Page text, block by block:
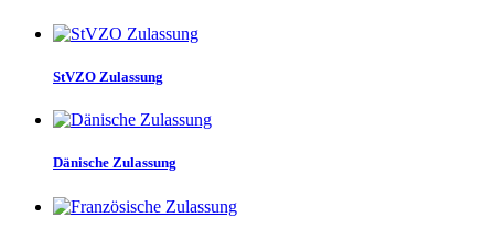
StVZO Zulassung
Dänische Zulassung